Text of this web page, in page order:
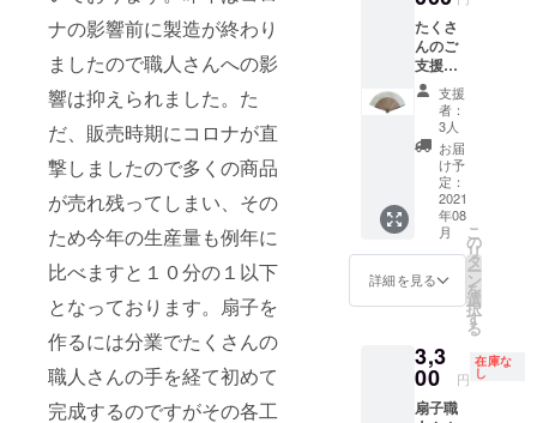
ナの影響前に製造が終わり
ましたので職人さんへの影
響は抑えられました。た
だ、販売時期にコロナが直
撃しましたので多くの商品
が売れ残ってしまい、その
ため今年の生産量も例年に
比べますと１０分の１以下
となっております。扇子を
作るには分業でたくさんの
職人さんの手を経て初めて
完成するのですがその各工
扇骨：
竹（白
竹） ●
広げた
長さ：
約３８
ｃｍ／
閉じた
長さ・
約２
１．８
ｃｍ
柄：背
景の小
の上に
勢いの
ある刷
毛引き
5830円
（定価
4500円
+送料
800円
+消費
税）
【白竹
婦人扇
子・桜
柄／裏
面漆喰
塗り】※
素材及
び加工
●扇面：
扇骨：
竹（白
竹）
●広
+消費
税）
【親骨
黒塗紳
士扇
子・４
５間／
裏面漆
喰塗り
／布張
り高級
桐箱袋
セッ
ト】 ※
素材及
和紙／
扇骨：
竹（親
骨：黒
たくさ
んのご
支援あ
りがと
うござ
いま
す。設
定数売
り切れ
ました
ので急
遽職人
さんと
打ち合
わせ！
増産快
だけま
したの
で１０
本、リ
支援
者：
3人
お届
け予
定：
2021
年08
月
詳細を見る
こ
の
リ
タ
ー
ン
を
選
択
す
る
3,3
00 円
在庫な
し
扇子職